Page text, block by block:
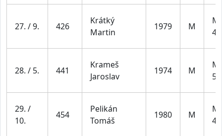
27. / 9. 426
Krátký
Martin
1979 M
28. / 5. 441
Krameš
Jaroslav
1974 M
29. /
10.
454
Pelikán
Tomáš
1980 M